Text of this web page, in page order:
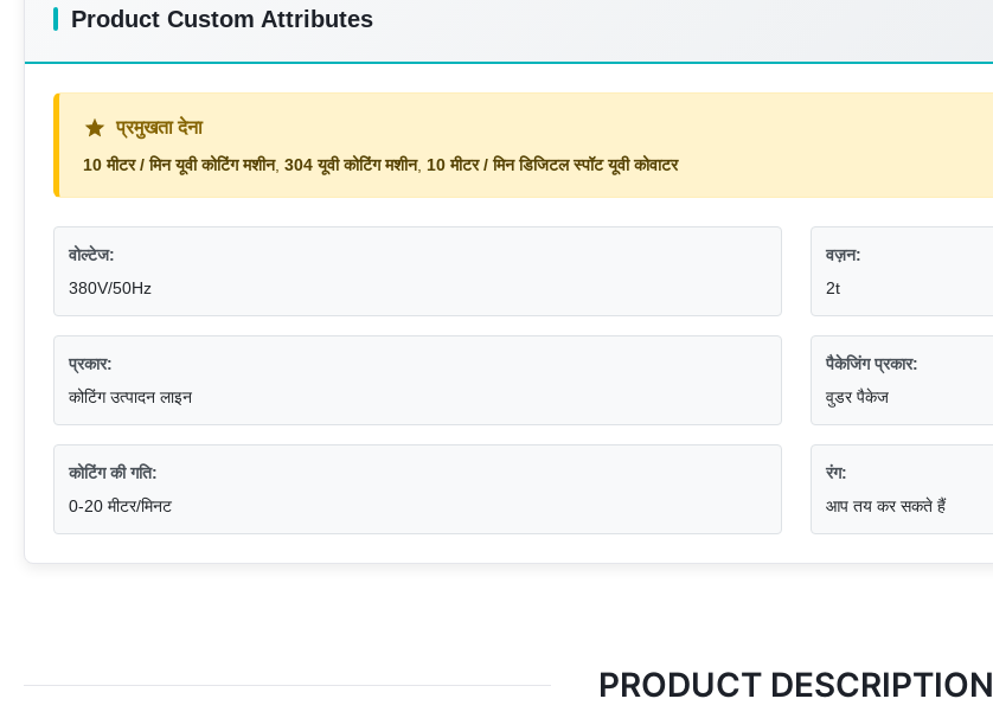
Product Custom Attributes
प्रमुखता देना
10 मीटर / मिन यूवी कोटिंग मशीन, 304 यूवी कोटिंग मशीन, 10 मीटर / मिन डिजिटल स्पॉट यूवी कोवाटर
वोल्टेज:
380V/50Hz
वज़न:
2t
प्रकार:
कोटिंग उत्पादन लाइन
पैकेजिंग प्रकार:
वुडर पैकेज
कोटिंग की गति:
0-20 मीटर/मिनट
रंग:
आप तय कर सकते हैं
PRODUCT DESCRIPTION